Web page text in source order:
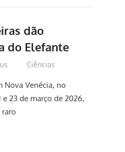
dão
do Elefante
Ciências
Nova Venécia, no
e 23 de março de 2026,